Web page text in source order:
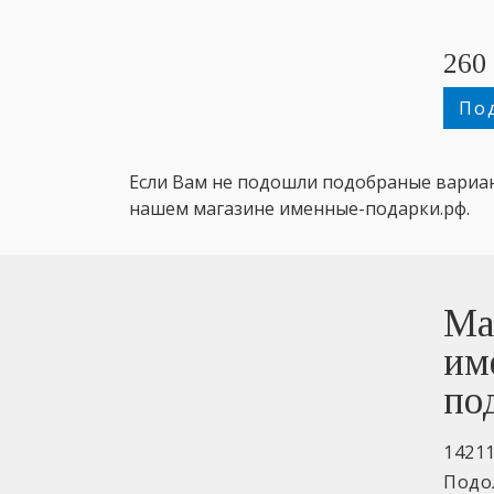
260
Если Вам не подошли подобраные
нашем магазине именные-подарки.рф.